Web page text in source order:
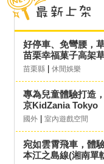
好停車、免彎腰，
苗栗幸福菓子高架
苗栗縣 休閒娛樂
專為兒童體驗打造
京KidZania Tokyo
國外 室內遊戲空間
宛如雲霄飛車，體
本江之島線(湘南單